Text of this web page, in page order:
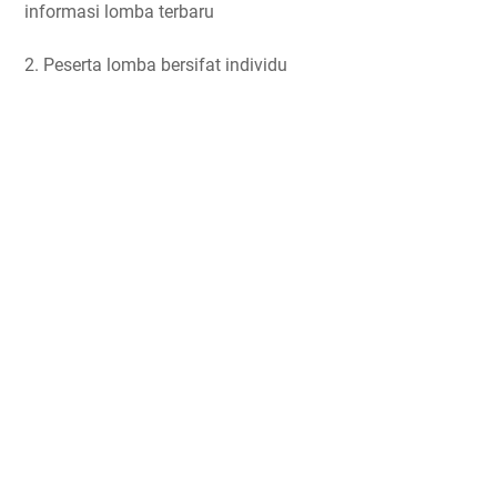
informasi lomba terbaru
2. Peserta lomba bersifat individu